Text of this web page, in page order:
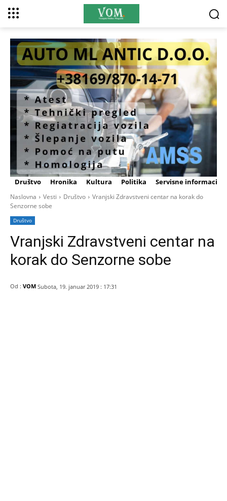
Društvo Hronika Kultura Politika Servisne informacije
Naslovna Vesti Društvo
Vranjski Zdravstveni centar na korak do
Senzorne sobe
Društvo
Vranjski Zdravstveni centar na
korak do Senzorne sobe
Od : VOM Subota, 19. januar 2019 : 17:31